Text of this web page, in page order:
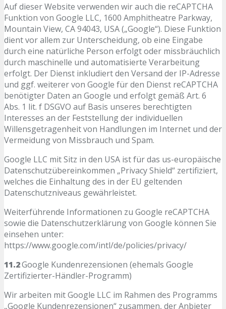
Auf dieser Website verwenden wir auch die reCAPTCHA
Funktion von Google LLC, 1600 Amphitheatre Parkway,
Mountain View, CA 94043, USA („Google“). Diese Funktion
dient vor allem zur Unterscheidung, ob eine Eingabe
durch eine natürliche Person erfolgt oder missbräuchlich
durch maschinelle und automatisierte Verarbeitung
erfolgt. Der Dienst inkludiert den Versand der IP-Adresse
und ggf. weiterer von Google für den Dienst reCAPTCHA
benötigter Daten an Google und erfolgt gemäß Art. 6
Abs. 1 lit. f DSGVO auf Basis unseres berechtigten
Interesses an der Feststellung der individuellen
Willensgetragenheit von Handlungen im Internet und der
Vermeidung von Missbrauch und Spam.
Google LLC mit Sitz in den USA ist für das us-europäische
Datenschutzübereinkommen „Privacy Shield“ zertifiziert,
welches die Einhaltung des in der EU geltenden
Datenschutzniveaus gewährleistet.
Weiterführende Informationen zu Google reCAPTCHA
sowie die Datenschutzerklärung von Google können Sie
einsehen unter:
https://www.google.com/intl/de/policies/privacy/
11.2Google Kundenrezensionen (ehemals Google
Zertifizierter-Händler-Programm)
Wir arbeiten mit Google LLC im Rahmen des Programms
„Google Kundenrezensionen“ zusammen, der Anbieter